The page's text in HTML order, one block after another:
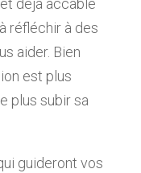
déjà accablé
réfléchir à des
aider. Bien
est plus
plus subir sa
guideront vos